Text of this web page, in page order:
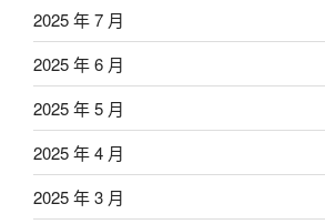
2025 年 7 月
2025 年 6 月
2025 年 5 月
2025 年 4 月
2025 年 3 月